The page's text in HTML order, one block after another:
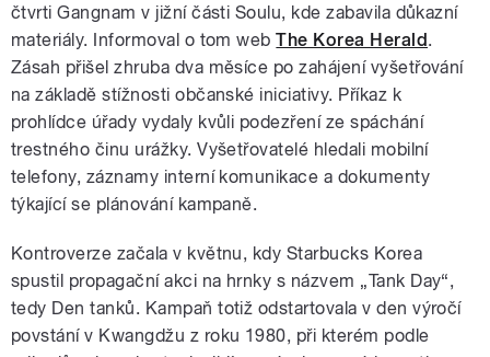
čtvrti Gangnam v jižní části Soulu, kde zabavila důkazní
materiály. Informoval o tom webThe Korea Herald.
Zásah přišel zhruba dva měsíce po zahájení vyšetřování
na základě stížnosti občanské iniciativy. Příkaz k
prohlídce úřady vydaly kvůli podezření ze spáchání
trestného činu urážky. Vyšetřovatelé hledali mobilní
telefony, záznamy interní komunikace a dokumenty
týkající se plánování kampaně.
Kontroverze začala v květnu, kdy Starbucks Korea
spustil propagační akci na hrnky s názvem „Tank Day“,
tedy Den tanků. Kampaň totiž odstartovala v den výročí
povstání v Kwangdžu z roku 1980, při kterém podle